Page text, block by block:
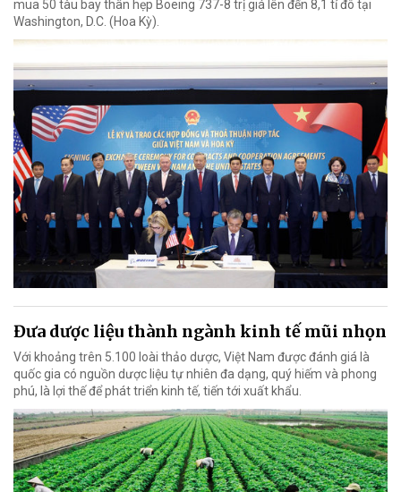
mua 50 tàu bay thân hẹp Boeing 737-8 trị giá lên đến 8,1 tỉ đô tại
Washington, D.C. (Hoa Kỳ).
Đưa dược liệu thành ngành kinh tế mũi nhọn
Với khoảng trên 5.100 loài thảo dược, Việt Nam được đánh giá là
quốc gia có nguồn dược liệu tự nhiên đa dạng, quý hiếm và phong
phú, là lợi thế để phát triển kinh tế, tiến tới xuất khẩu.